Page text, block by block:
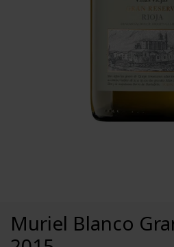
Muriel Blanco